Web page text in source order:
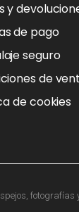
y
de pago
seguro
de
de cookies